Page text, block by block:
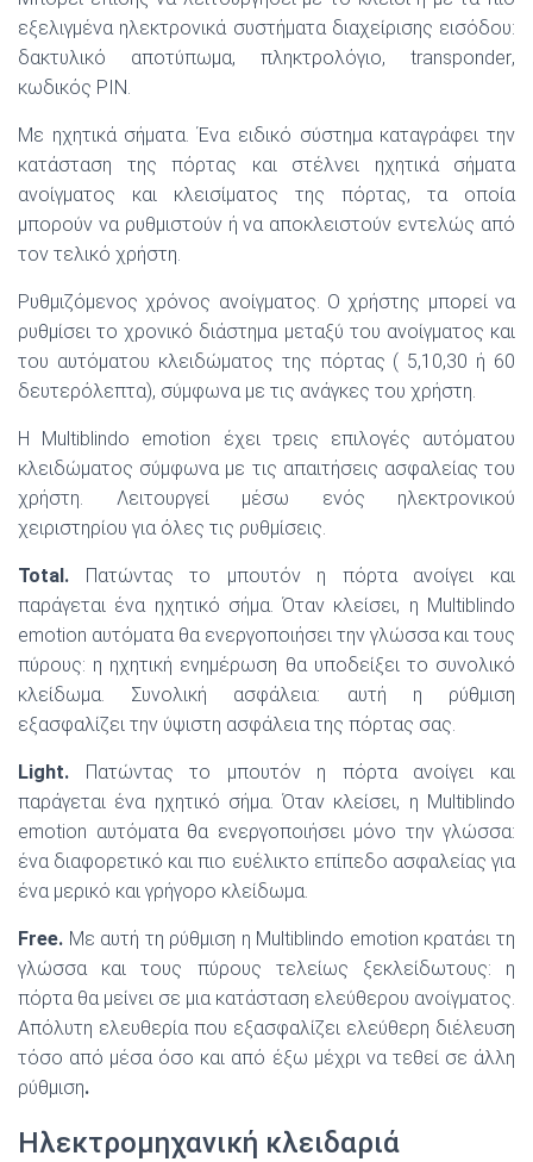
εξελιγμένα ηλεκτρονικά συστήματα διαχείρισης εισόδου:
δακτυλικό αποτύπωμα, πληκτρολόγιο, transponder,
κωδικός PIN.
Με ηχητικά σήματα. Ένα ειδικό σύστημα καταγράφει την
κατάσταση της πόρτας και στέλνει ηχητικά σήματα
ανοίγματος και κλεισίματος της πόρτας, τα οποία
μπορούν να ρυθμιστούν ή να αποκλειστούν εντελώς από
τον τελικό χρήστη.
Ρυθμιζόμενος χρόνος ανοίγματος. Ο χρήστης μπορεί να
ρυθμίσει το χρονικό διάστημα μεταξύ του ανοίγματος και
του αυτόματου κλειδώματος της πόρτας ( 5,10,30 ή 60
δευτερόλεπτα), σύμφωνα με τις ανάγκες του χρήστη.
Η Multiblindo emotion έχει τρεις επιλογές αυτόματου
κλειδώματος σύμφωνα με τις απαιτήσεις ασφαλείας του
χρήστη. Λειτουργεί μέσω ενός ηλεκτρονικού
χειριστηρίου για όλες τις ρυθμίσεις.
Total .
Πατώντας το μπουτόν η πόρτα ανοίγει και
παράγεται ένα ηχητικό σήμα. Όταν κλείσει, η Multiblindo
emotion αυτόματα θα ενεργοποιήσει την γλώσσα και τους
πύρους: η ηχητική ενημέρωση θα υποδείξει το συνολικό
κλείδωμα. Συνολική ασφάλεια: αυτή η ρύθμιση
εξασφαλίζει την ύψιστη ασφάλεια της πόρτας σας.
Light. Πατώντας το μπουτόν η πόρτα ανοίγει και
παράγεται ένα ηχητικό σήμα. Όταν κλείσει, η Multiblindo
emotion αυτόματα θα ενεργοποιήσει μόνο την γλώσσα:
ένα διαφορετικό και πιο ευέλικτο επίπεδο ασφαλείας για
ένα μερικό και γρήγορο κλείδωμα.
Free. Με αυτή τη ρύθμιση η Multiblindo emotion κρατάει τη
γλώσσα και τους πύρους τελείως ξεκλείδωτους: η
πόρτα θα μείνει σε μια κατάσταση ελεύθερου ανοίγματος.
Απόλυτη ελευθερία που εξασφαλίζει ελεύθερη διέλευση
τόσο από μέσα όσο και από έξω μέχρι να τεθεί σε άλλη
ρύθμιση.
Ηλεκτρομηχανική κλειδαριά